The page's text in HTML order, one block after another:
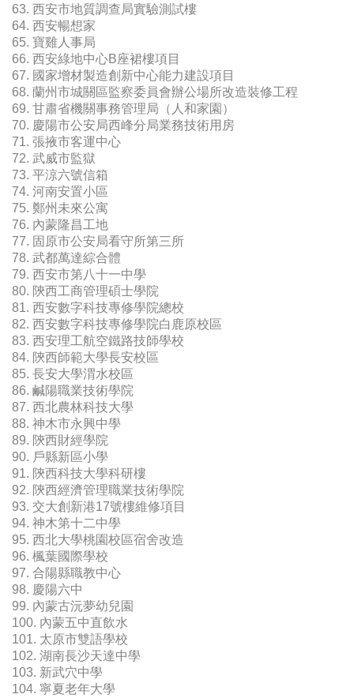
63. 西安市地質調查局實驗測試樓
64. 西安暢想家
65. 寶雞人事局
66. 西安綠地中心B座裙樓項目
67. 國家增材製造創新中心能力建設項目
68. 蘭州市城關區監察委員會辦公場所改造裝修工程
69. 甘肅省機關事務管理局（人和家園）
70. 慶陽市公安局西峰分局業務技術用房
71. 張掖市客運中心
72. 武威市監獄
73. 平涼六號信箱
74. 河南安置小區
75. 鄭州未來公寓
76. 內蒙隆昌工地
77. 固原市公安局看守所第三所
78. 武都萬達綜合體
79. 西安市第八十一中學
80. 陝西工商管理碩士學院
81. 西安數字科技專修學院總校
82. 西安數字科技專修學院白鹿原校區
83. 西安理工航空鐵路技師學校
84. 陝西師範大學長安校區
85. 長安大學渭水校區
86. 鹹陽職業技術學院
87. 西北農林科技大學
88. 神木市永興中學
89. 陝西財經學院
90. 戶縣新區小學
91. 陝西科技大學科研樓
92. 陝西經濟管理職業技術學院
93. 交大創新港17號樓維修項目
94. 神木第十二中學
95. 西北大學桃園校區宿舍改造
96. 楓葉國際學校
97. 合陽縣職教中心
98. 慶陽六中
99. 內蒙古沅夢幼兒園
100. 內蒙五中直飲水
101. 太原市雙語學校
102. 湖南長沙天達中學
103. 新武穴中學
104. 寧夏老年大學